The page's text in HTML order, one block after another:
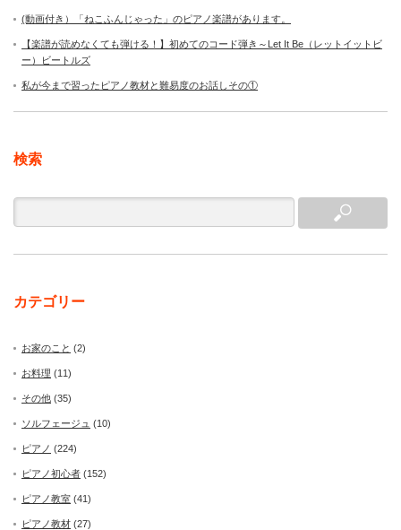
(動画付き）「ねこふんじゃった」のピアノ楽譜があります。
【楽譜が読めなくても弾ける！】初めてのコード弾き～Let It Be（レットイットビ
ー）ビートルズ
私が今まで習ったピアノ教材と難易度のお話しその①
検索
カテゴリー
お家のこと (2)
お料理 (11)
その他 (35)
ソルフェージュ (10)
ピアノ (224)
ピアノ初心者 (152)
ピアノ教室 (41)
ピアノ教材 (27)